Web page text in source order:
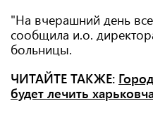
"На вчерашний день
сообщила и.о.
больницы.
ЧИТАЙТЕ ТАКЖЕ:
будет лечить